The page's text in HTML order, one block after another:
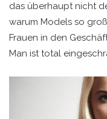
das überhaupt nicht
warum Models so
Frauen in den
Man ist total